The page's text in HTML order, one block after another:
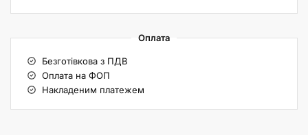
Оплата
Безготівкова з ПДВ
Оплата на ФОП
Накладеним платежем